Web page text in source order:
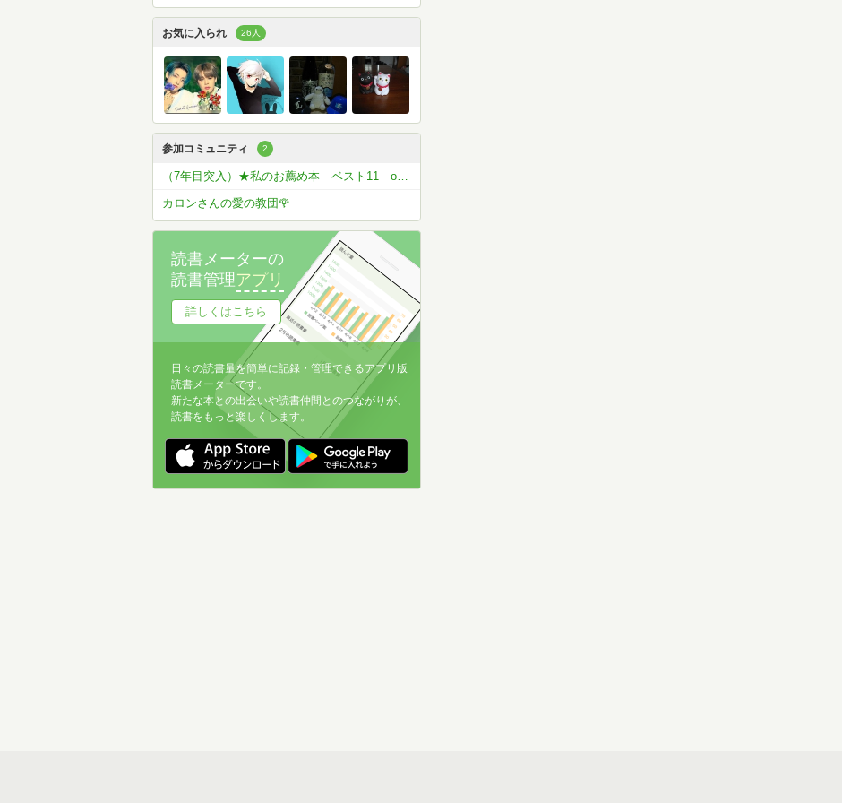
お気に入られ 26人
参加コミュニティ 2
（7年目突入）★私のお薦め本 ベスト11 or ベスト5
カロンさんの愛の教団🌹
読書メーターの
読書管理アプリ
詳しくはこちら
日々の読書量を簡単に記録・管理できるアプリ版
読書メーターです。
新たな本との出会いや読書仲間とのつながりが、
読書をもっと楽しくします。